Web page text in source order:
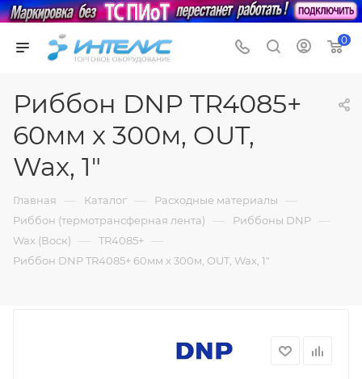
0
Риббон DNP TR4085+
60мм x 300м, OUT,
Wax, 1"
Главная — Каталог — Расходные материалы —
Риббон (термотрансферная лента) — Риббоны DNP —
Wax (Воск) — TR4085+ —
Риббон DNP TR4085+ 60мм x 300м, OUT, Wax, 1"